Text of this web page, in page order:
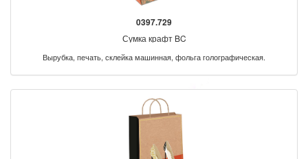
0397.729
Сумка крафт BC
Вырубка, печать, склейка машинная, фольга голографическая.